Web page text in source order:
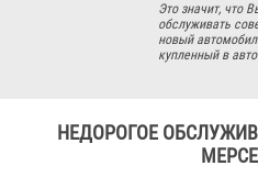
Это значит, что
обслуживать
новый
купленный в
НЕДОРОГОЕ